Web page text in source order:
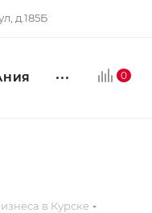
д.185Б
0
в Курске